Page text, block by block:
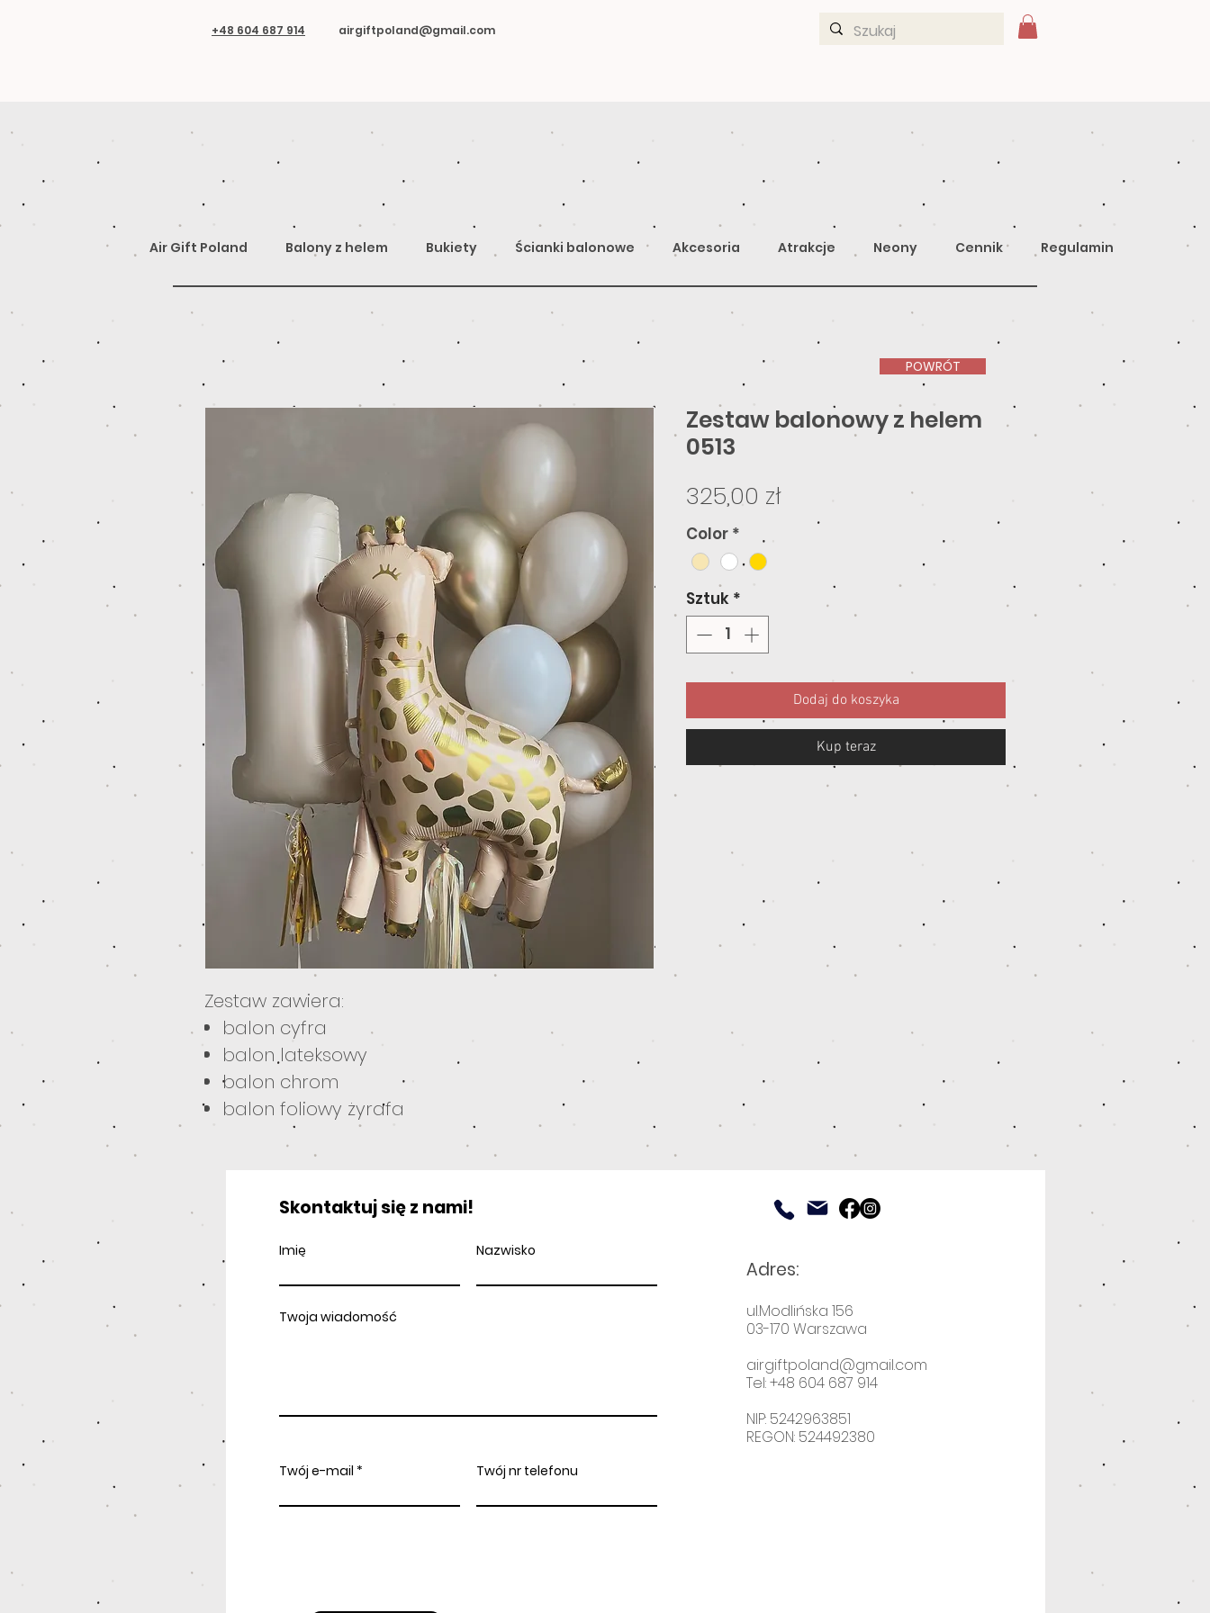
+48 604 687 914 airgiftpoland@gmail.com
Air Gift Poland Balony z helem Bukiety Ścianki balonowe Akcesoria Atrakcje Neony Cennik Regulamin
Zestaw zawiera:
balon cyfra
balon lateksowy
balon chrom
balon foliowy żyrafa
Zestaw balonowy z helem
0513
325,00 złCena
Color *
Sztuk *
Dodaj do koszyka
Kup teraz
POWRÓT
Skontaktuj się z nami!
Imię Nazwisko
Twoja wiadomość
Twój e-mail Twój nr telefonu
Adres:
ul.Modlińska 156
03-170 Warszawa
airgiftpoland@gmail.com
Tel: +48 604 687 914
NIP: 5242963851
REGON: 524492380